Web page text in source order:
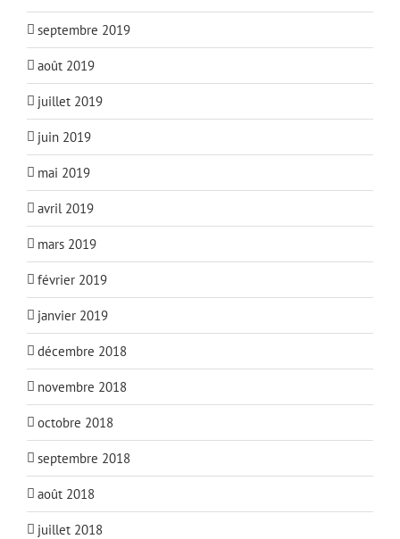
septembre 2019
août 2019
juillet 2019
juin 2019
mai 2019
avril 2019
mars 2019
février 2019
janvier 2019
décembre 2018
novembre 2018
octobre 2018
septembre 2018
août 2018
juillet 2018